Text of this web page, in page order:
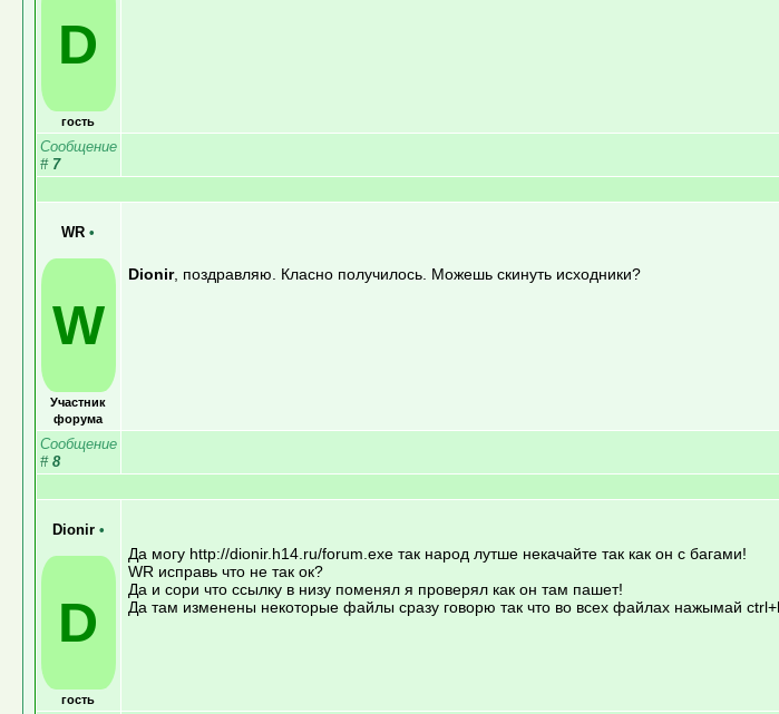
D
гость
Сообщение
# 7
WR •
W
Участник
форума
Dionir, поздравляю. Класно получилось. Можешь скинуть исходники?
Сообщение
# 8
Dionir •
D
гость
Да могу http://dionir.h14.ru/forum.exe так народ лутше некачайте так как он с багами!
WR исправь что не так ок?
Да и сори что ссылку в низу поменял я проверял как он там пашет!
Да там изменены некоторые файлы сразу говорю так что во всех файлах нажымай